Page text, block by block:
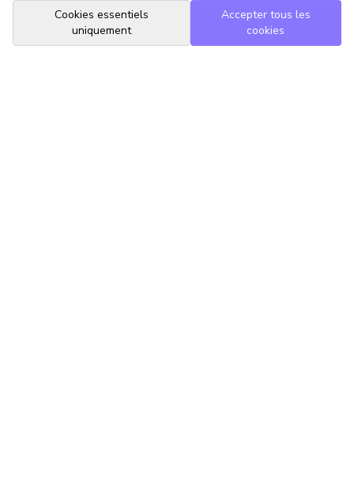
Cookies essentiels
uniquement
Accepter tous les
cookies